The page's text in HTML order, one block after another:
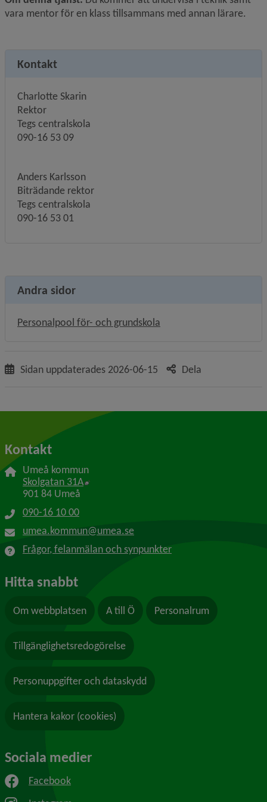
vara mentor för en klass tillsammans med annan lärare.
Kontakt
Charlotte Skarin
Rektor
Tegs centralskola
090-16 53 09
Anders Karlsson
Biträdande rektor
Tegs centralskola
090-16 53 01
Andra sidor
Personalpool för- och grundskola
Sidan uppdaterades 2026-06-15 Dela
Kontakt
Umeå kommun
Skolgatan 31A Länk till annan webbplats, öppnas i nytt
901 84 Umeå
090-16 10 00
umea.kommun@umea.se
Frågor, felanmälan och synpunkter
Hitta snabbt
Om webbplatsen A till Ö Personalrum
Tillgänglighetsredogörelse
Personuppgifter och dataskydd
Hantera kakor (cookies)
Sociala medier
Facebook